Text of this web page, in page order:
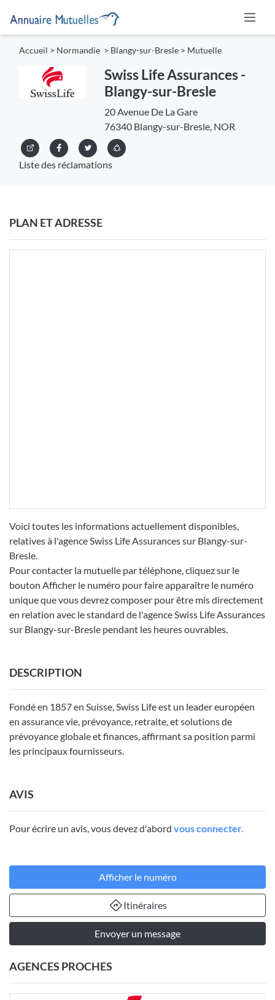
Accueil > Normandie > Blangy-sur-Bresle > Mutuelle
Swiss Life Assurances -
Blangy-sur-Bresle
20 Avenue De La Gare
76340 Blangy-sur-Bresle, NOR
Liste des réclamations
PLAN ET ADRESSE
Voici toutes les informations actuellement disponibles,
relatives à l'agence Swiss Life Assurances sur Blangy-sur-
Bresle.
Pour contacter la mutuelle par téléphone, cliquez sur le
bouton Afficher le numéro pour faire apparaître le numéro
unique que vous devrez composer pour être mis directement
en relation avec le standard de l'agence Swiss Life Assurances
sur Blangy-sur-Bresle pendant les heures ouvrables.
DESCRIPTION
Fondé en 1857 en Suisse, Swiss Life est un leader européen
en assurance vie, prévoyance, retraite, et solutions de
prévoyance globale et finances, affirmant sa position parmi
les principaux fournisseurs.
AVIS
Pour écrire un avis, vous devez d'abord vous connecter.
Afficher le numéro
Itinéraires
Envoyer un message
AGENCES PROCHES